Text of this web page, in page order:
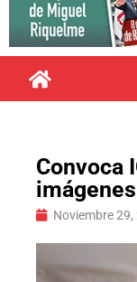
Convoca
Noviembre 29,